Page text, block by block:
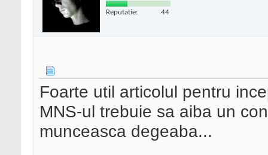
Reputatie: 44
Foarte util articolul pentru
MNS-ul trebuie sa aiba un
munceasca degeaba...